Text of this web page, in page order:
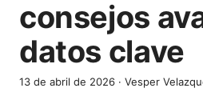
consejos
datos clave
13 de abril de 2026 · Vesper